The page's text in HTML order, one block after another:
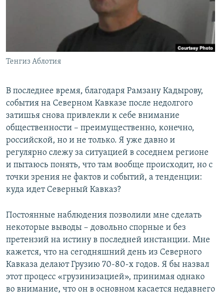
ЧИТАЕМ ПРЕССУ
АРХИВ РАДИОПРОГРАММЫ
Все сайты РСЕ/РС
Тенгиз Аблотия
В последнее время, благодаря Рамзану Кадырову,
события на Северном Кавказе после недолгого
затишья снова привлекли к себе внимание
общественности – преимущественно, конечно,
российской, но и не только. Я уже давно и
регулярно слежу за ситуацией в соседнем регионе
и пытаюсь понять, что там вообще происходит, но с
точки зрения не фактов и событий, а тенденции:
куда идет Северный Кавказ?
Постоянные наблюдения позволили мне сделать
некоторые выводы – довольно спорные и без
претензий на истину в последней инстанции. Мне
кажется, что на сегодняшний день из Северного
Кавказа делают Грузию 70-80-х годов. Я бы назвал
этот процесс «грузинизацией», принимая однако
во внимание, что он в основном касается недавнего